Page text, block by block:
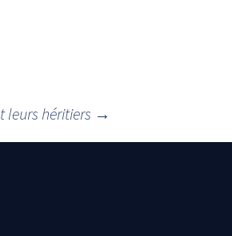
leurs héritiers →